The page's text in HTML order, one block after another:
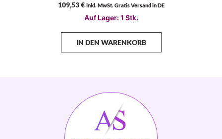
109,53€ inkl. MwSt. Gratis Versand in DE
Auf Lager: 1 Stk.
IN DEN WARENKORB